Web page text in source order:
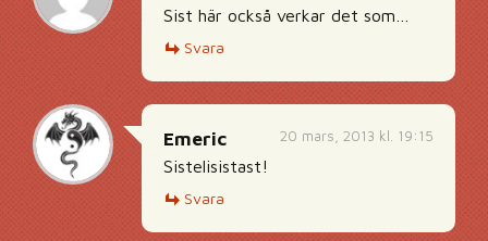
Sist här också verkar det som…
Svara
20 mars, 2013 kl. 19:15
Emeric
Sistelisistast!
Svara